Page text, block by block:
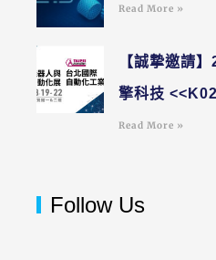
Read More »
【誠摯邀請
擎科技
Read More »
Follow Us